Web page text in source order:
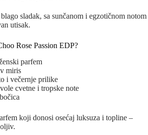
sladak, sa sunčanom i egzotičnom notom
utisak.
Rose Passion EDP?
parfem
miris
i večernje prilike
cvetne i tropske note
koji donosi osećaj luksuza i topline –